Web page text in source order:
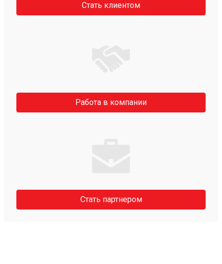
Стать клиентом
Работа в компании
Стать партнером